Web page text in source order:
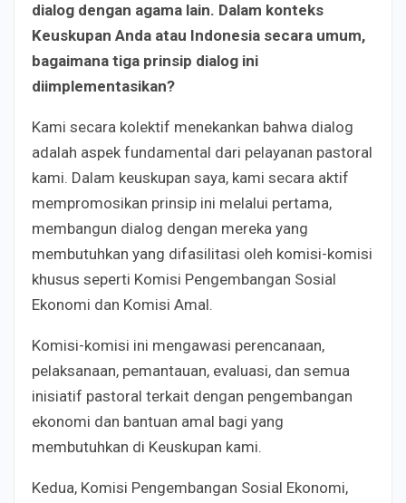
dialog dengan agama lain. Dalam konteks
Keuskupan Anda atau Indonesia secara umum,
bagaimana tiga prinsip dialog ini
diimplementasikan?
Kami secara kolektif menekankan bahwa dialog
adalah aspek fundamental dari pelayanan pastoral
kami. Dalam keuskupan saya, kami secara aktif
mempromosikan prinsip ini melalui pertama,
membangun dialog dengan mereka yang
membutuhkan yang difasilitasi oleh komisi-komisi
khusus seperti Komisi Pengembangan Sosial
Ekonomi dan Komisi Amal.
Komisi-komisi ini mengawasi perencanaan,
pelaksanaan, pemantauan, evaluasi, dan semua
inisiatif pastoral terkait dengan pengembangan
ekonomi dan bantuan amal bagi yang
membutuhkan di Keuskupan kami.
Kedua, Komisi Pengembangan Sosial Ekonomi,